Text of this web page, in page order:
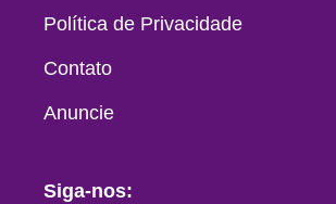
Política de Privacidade
Contato
Anuncie
Siga-nos: